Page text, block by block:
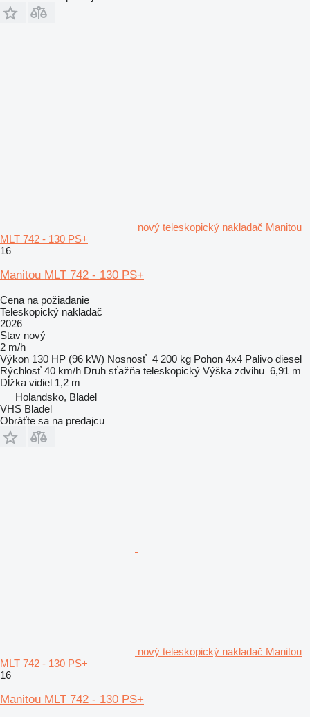
nový teleskopický nakladač Manitou
MLT 742 - 130 PS+
16
Manitou MLT 742 - 130 PS+
Cena na požiadanie
Teleskopický nakladač
2026
Stav nový
2 m/h
Výkon 130 HP (96 kW) Nosnosť 4 200 kg Pohon 4x4 Palivo diesel
Rýchlosť 40 km/h Druh sťažňa teleskopický Výška zdvihu 6,91 m
Dĺžka vidiel 1,2 m
Holandsko, Bladel
VHS Bladel
Obráťte sa na predajcu
nový teleskopický nakladač Manitou
MLT 742 - 130 PS+
16
Manitou MLT 742 - 130 PS+